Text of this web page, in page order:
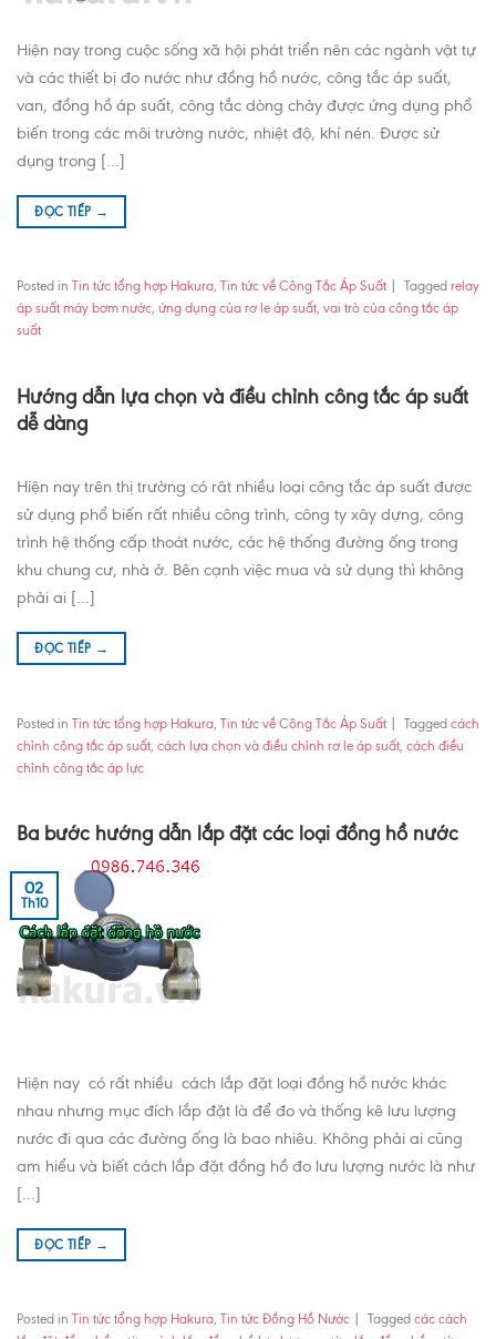
Hiện nay trong cuộc sống xã hội phát triển nên các ngành vật tự
và các thiết bị đo nước như đồng hồ nước, công tắc áp suất,
van, đồng hồ áp suất, công tắc dòng chảy được ứng dụng phổ
biến trong các môi trường nước, nhiệt độ, khí nén. Được sử
dụng trong […]
ĐỌC TIẾP →
Posted in Tin tức tổng hợp Hakura, Tin tức về Công Tắc Áp Suất Tagged relay
áp suất máy bơm nước, ứng dụng của rơ le áp suất, vai trò của công tắc áp
suất
Hướng dẫn lựa chọn và điều chỉnh công tắc áp suất
dễ dàng
Hiện nay trên thị trường có rât nhiều loại công tắc áp suất được
sử dụng phổ biến rất nhiều công trình, công ty xây dựng, công
trình hệ thống cấp thoát nước, các hệ thống đường ống trong
khu chung cư, nhà ở. Bên cạnh việc mua và sử dụng thì không
phải ai […]
ĐỌC TIẾP →
Posted in Tin tức tổng hợp Hakura Tin tức về Công Tắc Áp Suất Tagged cách
chỉnh công tắc áp suất cách lựa chọn và điều chỉnh rơ le áp suất cách điều
chỉnh công tắc áp lực
Ba bước hướng dẫn lắp đặt các loại đồng hồ nước
02
Th10
Hiện nay có rất nhiều cách lắp đặt loại đồng hồ nước khác
nhau nhưng mục đích lắp đặt là để đo và thống kê lưu lượng
nước đi qua các đường ống là bao nhiêu. Không phải ai cũng
am hiểu và biết cách lắp đặt đồng hồ đo lưu lượng nước là như
[…]
ĐỌC TIẾP →
Posted in Tin tức tổng hợp Hakura, Tin tức Đồng Hồ Nước Tagged các cách